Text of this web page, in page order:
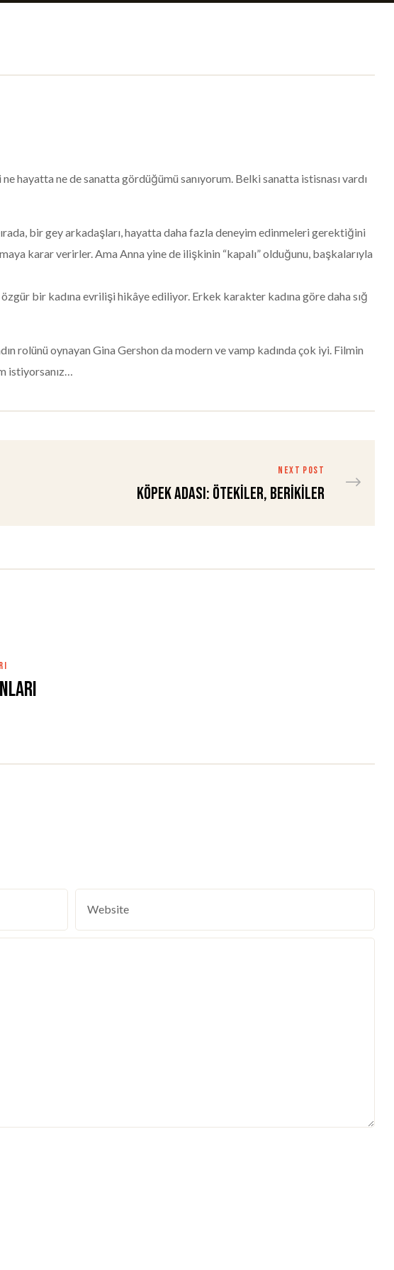
ne de sanatta gördüğümü sanıyorum. Belki sanatta istisnası vardı
bir gey arkadaşları, hayatta daha fazla deneyim edinmeleri gerektiğini
karar verirler. Ama Anna yine de ilişkinin “kapalı” olduğunu, başkalarıyla
bir kadına evrilişi hikâye ediliyor. Erkek karakter kadına göre daha sığ
rolünü oynayan Gina Gershon da modern ve vamp kadında çok iyi. Filmin
istiyorsanız…
NEXT POST
Köpek Adası: Ötekiler, berikiler